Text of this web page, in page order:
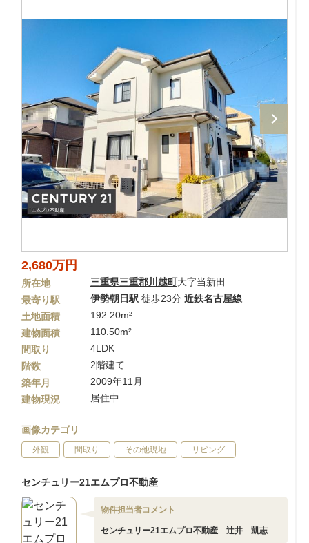
2,680万円
所在地 三重県三重郡川越町大字当新田
最寄り駅
伊勢朝日駅 徒歩23分 近鉄名古屋線
土地面積
192.20m²
建物面積
110.50m²
間取り
4LDK
階数
2階建て
築年月
2009年11月
建物現況
居住中
画像カテゴリ
外観 間取り その他現地 リビング
センチュリー21エムプロ不動産
物件担当者コメント
センチュリー21エムプロ不動産 辻井 凱志